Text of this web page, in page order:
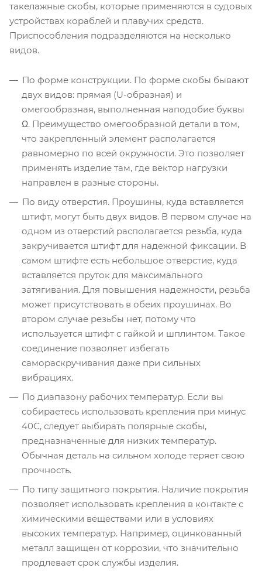
такелажные скобы, которые применяются в судовых
устройствах кораблей и плавучих средств.
Приспособления подразделяются на несколько
видов.
По форме конструкции. По форме скобы бывают
двух видов: прямая (U-образная) и
омегообразная, выполненная наподобие буквы
Ω. Преимущество омегообразной детали в том,
что закрепленный элемент располагается
равномерно по всей окружности. Это позволяет
применять изделие там, где вектор нагрузки
направлен в разные стороны.
По виду отверстия. Проушины, куда вставляется
штифт, могут быть двух видов. В первом случае на
одном из отверстий располагается резьба, куда
закручивается штифт для надежной фиксации. В
самом штифте есть небольшое отверстие, куда
вставляется пруток для максимального
затягивания. Для повышения надежности, резьба
может присутствовать в обеих проушинах. Во
втором случае резьбы нет, потому что
используется штифт с гайкой и шплинтом. Такое
соединение позволяет избегать
самораскручивания даже при сильных
вибрациях.
По диапазону рабочих температур. Если вы
собираетесь использовать крепления при минус
40С, следует выбирать полярные скобы,
предназначенные для низких температур.
Обычная деталь на сильном холоде теряет свою
прочность.
По типу защитного покрытия. Наличие покрытия
позволяет использовать крепления в контакте с
химическими веществами или в условиях
высоких температур. Например, оцинкованный
металл защищен от коррозии, что значительно
продлевает срок службы изделия.